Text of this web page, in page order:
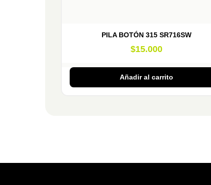
PILA BOTÓN 315 SR716SW
$15.000
Añadir al carrito